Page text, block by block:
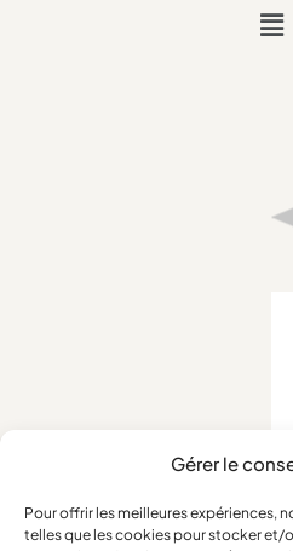
Gérer le
Pour offrir les meilleures expériences,
telles que les cookies pour stocker et/